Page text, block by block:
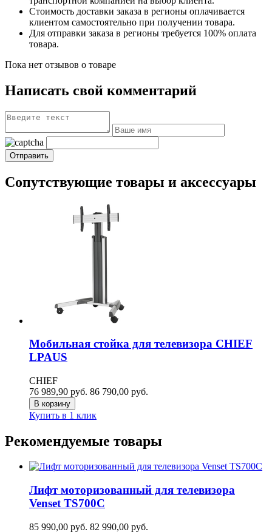
Стоимость доставки заказа в регионы оплачивается
клиентом самостоятельно при получении товара.
Для отправки заказа в регионы требуется 100% оплата
товара.
Пока нет отзывов о товаре
Написать свой комментарий
Сопутствующие товары и аксессуары
Мобильная стойка для телевизора CHIEF
LPAUS
CHIEF
76 989,90 руб. 86 790,00 руб.
В корзину
Купить в 1 клик
Рекомендуемые товары
Лифт моторизованный для телевизора
Venset TS700С
85 990,00 руб. 82 990,00 руб.